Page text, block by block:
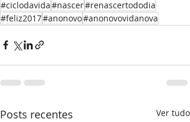
#ciclodavida#nascer#renascertododia
#feliz2017#anonovo#anonovovidanova
Posts recentes Ver tudo